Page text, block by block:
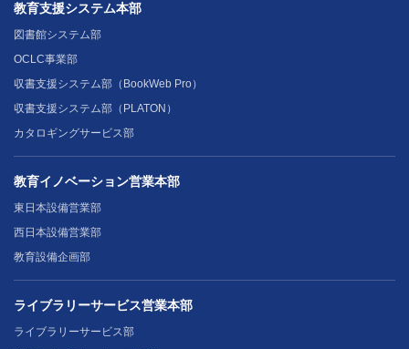
教育支援システム本部
図書館システム部
OCLC事業部
収書支援システム部（BookWeb Pro）
収書支援システム部（PLATON）
カタロギングサービス部
教育イノベーション営業本部
東日本設備営業部
西日本設備営業部
教育設備企画部
ライブラリーサービス営業本部
ライブラリーサービス部